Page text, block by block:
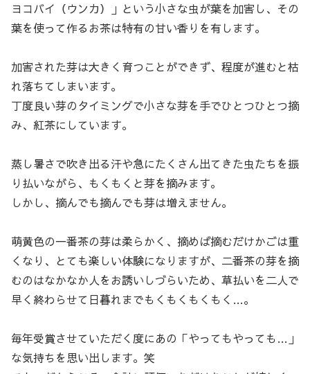
ヨコバイ（ウンカ）」という小さな虫が葉を加害し、その
葉を使って作るお茶は特有の甘い香りを有します。
加害された芽は大きく育つことができず、程度が進むと枯
れ落ちてしまいます。
丁度良い芽のタイミングで小さな芽を手でひとつひとつ摘
み、紅茶にしています。
蒸し暑さで吹き出る汗や急にたくさん出てきた虫たちを振
り払いながら、もくもくと芽を摘みます。
しかし、摘んでも摘んでも芽は増えません。
萌黄色の一番茶の芽は柔らかく、摘めば摘むだけかごは重
くなり、とても楽しい体験になりますが、二番茶の芽を摘
むのはなかなか人をお誘いしづらいため、草払いを二人で
早く終わらせて日暮れまでもくもくもくもく…。
毎年受賞させていただく度にあの「やってもやっても…」
な気持ちを思い出します。笑